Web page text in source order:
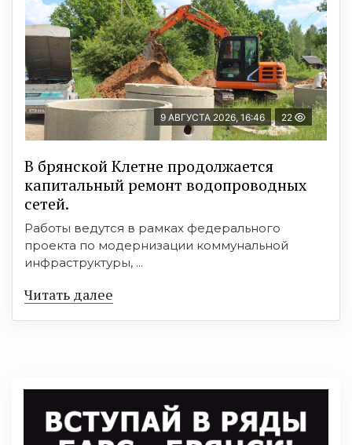
9 АВГУСТА 2026, 16:46 22
В брянской Клетне продолжается
капитальный ремонт водопроводных
сетей.
Работы ведутся в рамках федерального
проекта по модернизации коммунальной
инфраструктуры, ...
Читать далее